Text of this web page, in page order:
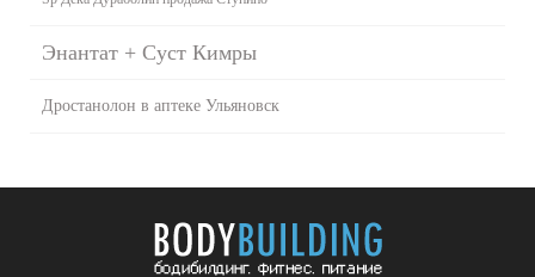
Энантат + Суст Кимры
Дростанолон в аптеке Ульяновск